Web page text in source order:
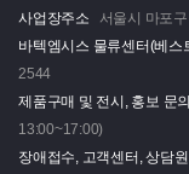
사업장주소
서울시 마포
바텍엠시스 물류센터(베스
2544
제품구매 및 전시, 홍보 문의
13:00~17:00)
장애접수, 고객센터, 상담